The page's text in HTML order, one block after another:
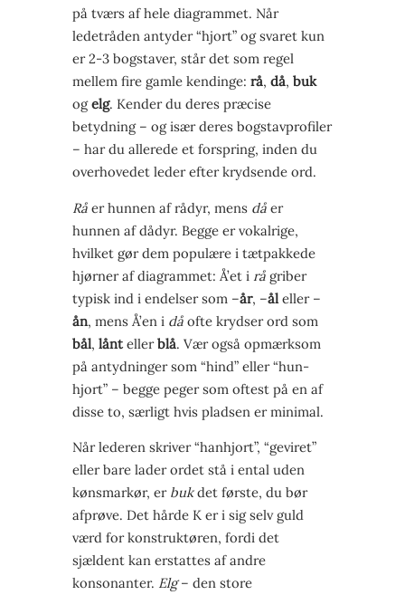
på tværs af hele diagrammet. Når
ledetråden antyder “hjort” og svaret kun
er 2-3 bogstaver, står det som regel
mellem fire gamle kendinge: rå, då, buk
ogelg. Kender du deres præcise
betydning – og især deres bogstavprofiler
– har du allerede et forspring, inden du
overhovedet leder efter krydsende ord.
Rå er hunnen af rådyr, mens då er
hunnen af dådyr. Begge er vokalrige,
hvilket gør dem populære i tætpakkede
hjørner af diagrammet: Å’et i rå griber
typisk ind i endelser som –år, –ål eller –
ån, mens Å’en i då ofte krydser ord som
bål, låntellerblå. Vær også opmærksom
på antydninger som “hind” eller “hun­
hjort” – begge peger som oftest på en af
disse to, særligt hvis pladsen er minimal.
Når lederen skriver “hanhjort”, “geviret”
eller bare lader ordet stå i ental uden
kønsmarkør, er bukdet første, du bør
afprøve. Det hårde K er i sig selv guld
værd for konstruktøren, fordi det
sjældent kan erstattes af andre
konsonanter. Elg– den store